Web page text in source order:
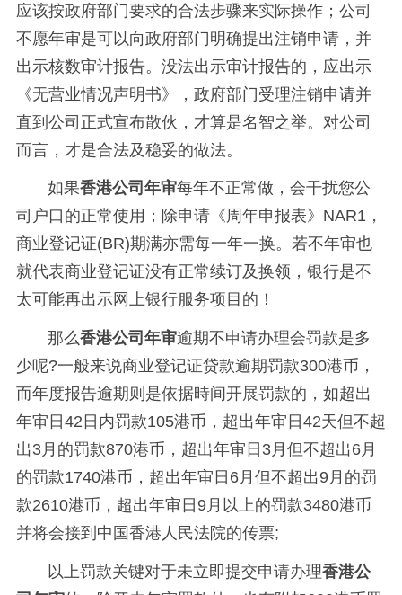
应该按政府部门要求的合法步骤来实际操作；公司
不愿年审是可以向政府部门明确提出注销申请，并
出示核数审计报告。没法出示审计报告的，应出示
《无营业情况声明书》，政府部门受理注销申请并
直到公司正式宣布散伙，才算是名智之举。对公司
而言，才是合法及稳妥的做法。
如果香港公司年审每年不正常做，会干扰您公
司户口的正常使用；除申请《周年申报表》NAR1，
商业登记证(BR)期满亦需每一年一换。若不年审也
就代表商业登记证没有正常续订及换领，银行是不
太可能再出示网上银行服务项目的！
那么香港公司年审逾期不申请办理会罚款是多
少呢?一般来说商业登记证贷款逾期罚款300港币，
而年度报告逾期则是依据時间开展罚款的，如超出
年审日42日内罚款105港币，超出年审日42天但不超
出3月的罚款870港币，超出年审日3月但不超出6月
的罚款1740港币，超出年审日6月但不超出9月的罚
款2610港币，超出年审日9月以上的罚款3480港币
并将会接到中国香港人民法院的传票;
以上罚款关键对于未立即提交申请办理香港公